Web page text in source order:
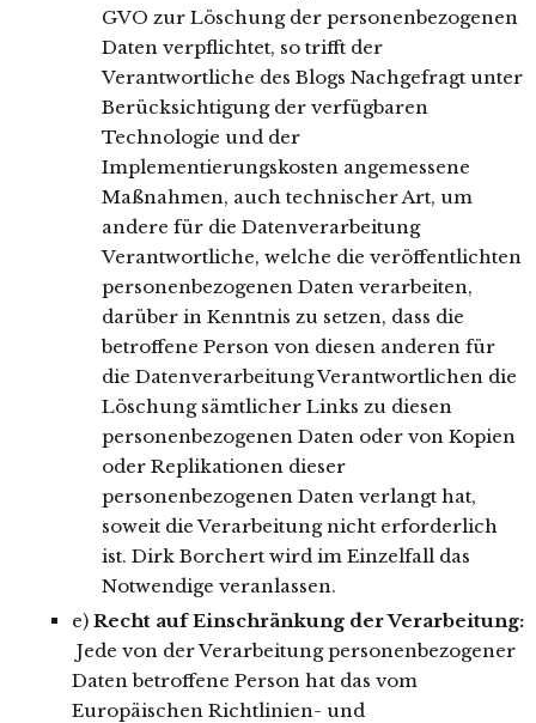
GVO zur Löschung der personenbezogenen
Daten verpflichtet, so trifft der
Verantwortliche des Blogs Nachgefragt unter
Berücksichtigung der verfügbaren
Technologie und der
Implementierungskosten angemessene
Maßnahmen, auch technischer Art, um
andere für die Datenverarbeitung
Verantwortliche, welche die veröffentlichten
personenbezogenen Daten verarbeiten,
darüber in Kenntnis zu setzen, dass die
betroffene Person von diesen anderen für
die Datenverarbeitung Verantwortlichen die
Löschung sämtlicher Links zu diesen
personenbezogenen Daten oder von Kopien
oder Replikationen dieser
personenbezogenen Daten verlangt hat,
soweit die Verarbeitung nicht erforderlich
ist. Dirk Borchert wird im Einzelfall das
Notwendige veranlassen.
e) Recht auf Einschränkung der Verarbeitung:
Jede von der Verarbeitung personenbezogener
Daten betroffene Person hat das vom
Europäischen Richtlinien- und